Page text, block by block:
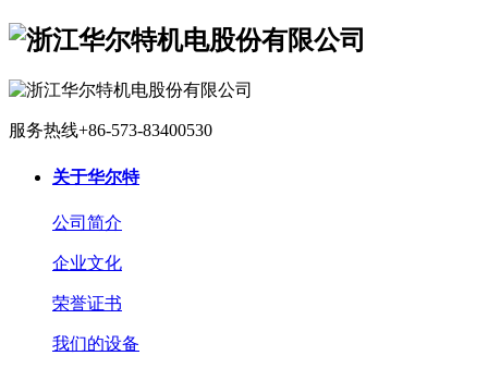
服务热线+86-573-83400530
关于华尔特
公司简介
企业文化
荣誉证书
我们的设备